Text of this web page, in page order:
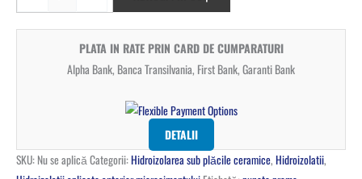
PLATA IN RATE PRIN CARD DE CUMPARATURI
Alpha Bank, Banca Transilvania, First Bank, Garanti Bank
DETALII
SKU: Nu se aplicăCategorii:Hidroizolarea sub plăcile ceramice, Hidroizolatii,